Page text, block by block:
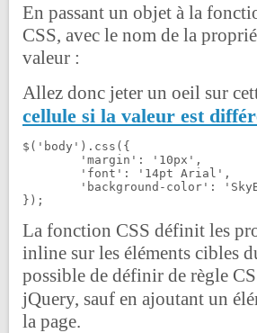
En passant un objet à la
CSS, avec le nom de la
valeur :
Allez donc jeter un oeil sur
cellule si la valeur est
$('body').css({
});
La fonction CSS définit les
inline sur les éléments cibles
possible de définir de règle
jQuery, sauf en ajoutant un
la page.